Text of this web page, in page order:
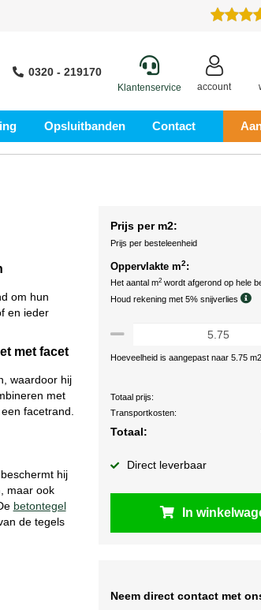
0320 - 219170
Klantenservice account
Opsluitbanden Contact
om hun
en ieder
met facet
waardoor hij
met
facetrand.
hij
maar ook
betontegel
de tegels
Prijs per m2:
Prijs per besteleenheid
Oppervlakte m2:
Het aantal m2 wordt afgerond op hele
Houd rekening met 5% snijverlies
Hoeveelheid is aangepast naar 5.75 m2.
Totaal prijs:
Transportkosten:
Totaal:
Direct leverbaar
In
Neem direct contact met